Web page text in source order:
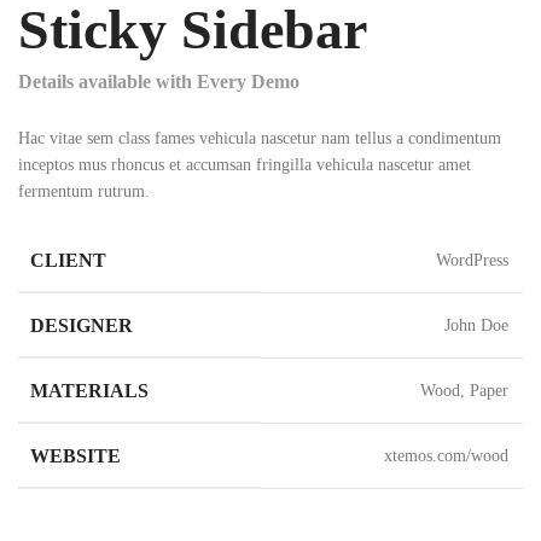
Sticky Sidebar
Details available with Every Demo
Hac vitae sem class fames vehicula nascetur nam tellus a condimentum
inceptos mus rhoncus et accumsan fringilla vehicula nascetur amet
fermentum rutrum.
CLIENT WordPress
DESIGNER John Doe
MATERIALS Wood, Paper
WEBSITE xtemos.com/wood